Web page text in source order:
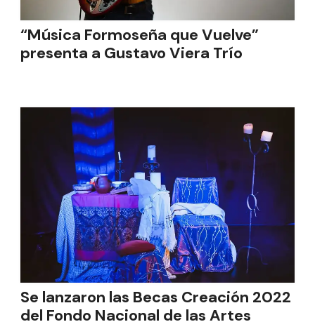
“Música Formoseña que Vuelve”
presenta a Gustavo Viera Trío
Se lanzaron las Becas Creación 2022
del Fondo Nacional de las Artes